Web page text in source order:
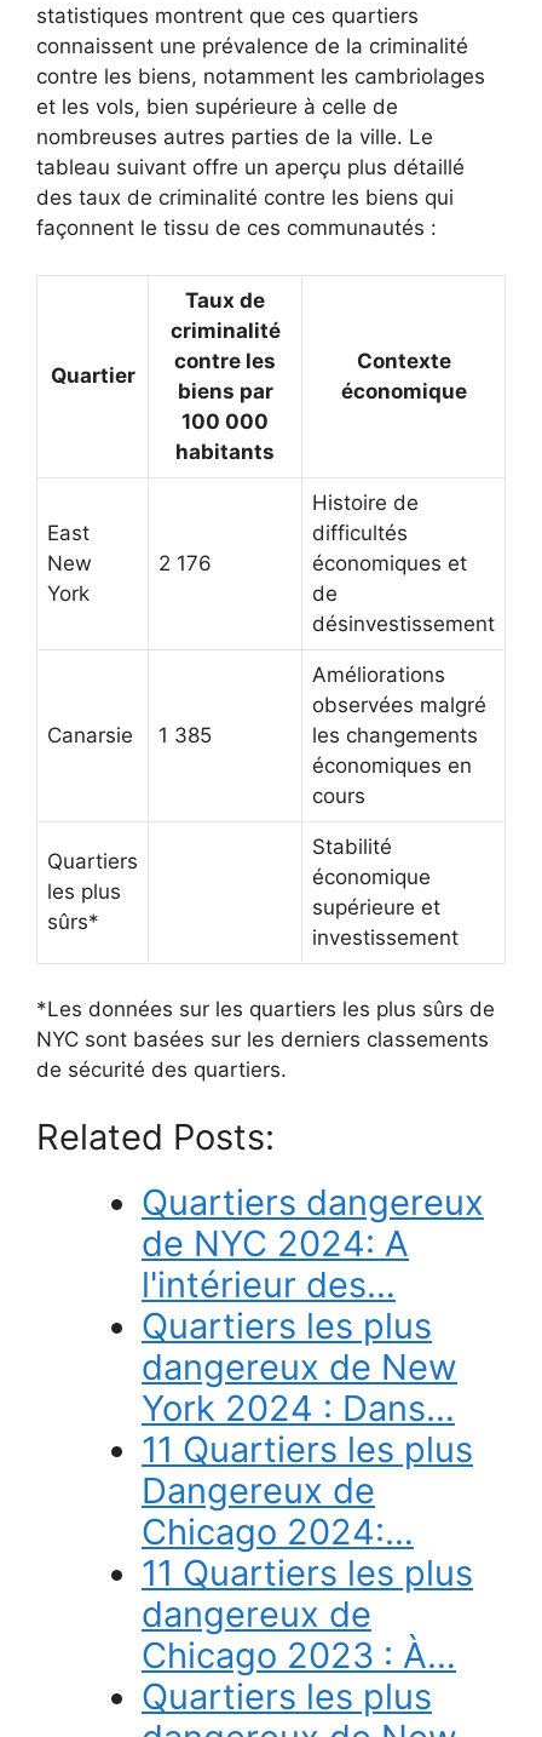
statistiques montrent que ces quartiers
connaissent une prévalence de la criminalité
contre les biens, notamment les cambriolages
et les vols, bien supérieure à celle de
nombreuses autres parties de la ville. Le
tableau suivant offre un aperçu plus détaillé
des taux de criminalité contre les biens qui
façonnent le tissu de ces communautés :
Quartier
Taux de
criminalité
contre les
biens par
100 000
habitants
Contexte
économique
East
New
York
2 176
Histoire de
difficultés
économiques et
de
désinvestissement
Canarsie 1 385
Améliorations
observées malgré
les changements
économiques en
cours
Quartiers
les plus
sûrs*
Stabilité
économique
supérieure et
investissement
*Les données sur les quartiers les plus sûrs de
NYC sont basées sur les derniers classements
de sécurité des quartiers.
Related Posts:
Quartiers dangereux
de NYC 2024: A
l'intérieur des…
Quartiers les plus
dangereux de New
York 2024 : Dans…
11 Quartiers les plus
Dangereux de
Chicago 2024:…
11 Quartiers les plus
dangereux de
Chicago 2023 : À…
Quartiers les plus